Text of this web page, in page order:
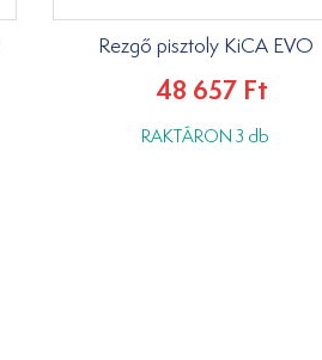
Rezgő pisztoly KiCA EVO
48 657 Ft
RAKTÁRON 3 db